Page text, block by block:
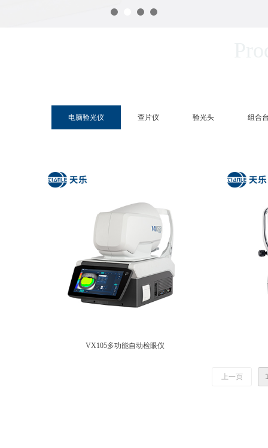
电脑验光仪 查片仪 验光头 组合
VX105多功能自动检眼仪
上一页